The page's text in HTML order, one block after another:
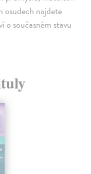
osudech najdete
o současném stavu